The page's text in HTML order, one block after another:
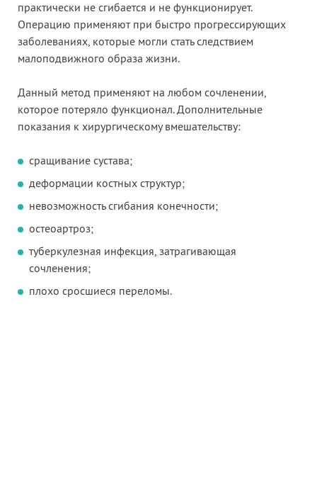
практически не сгибается и не функционирует.
Операцию применяют при быстро прогрессирующих
заболеваниях, которые могли стать следствием
малоподвижного образа жизни.
Данный метод применяют на любом сочленении,
которое потеряло функционал. Дополнительные
показания к хирургическому вмешательству:
сращивание сустава;
деформации костных структур;
невозможность сгибания конечности;
остеоартроз;
туберкулезная инфекция, затрагивающая
сочленения;
плохо сросшиеся переломы.